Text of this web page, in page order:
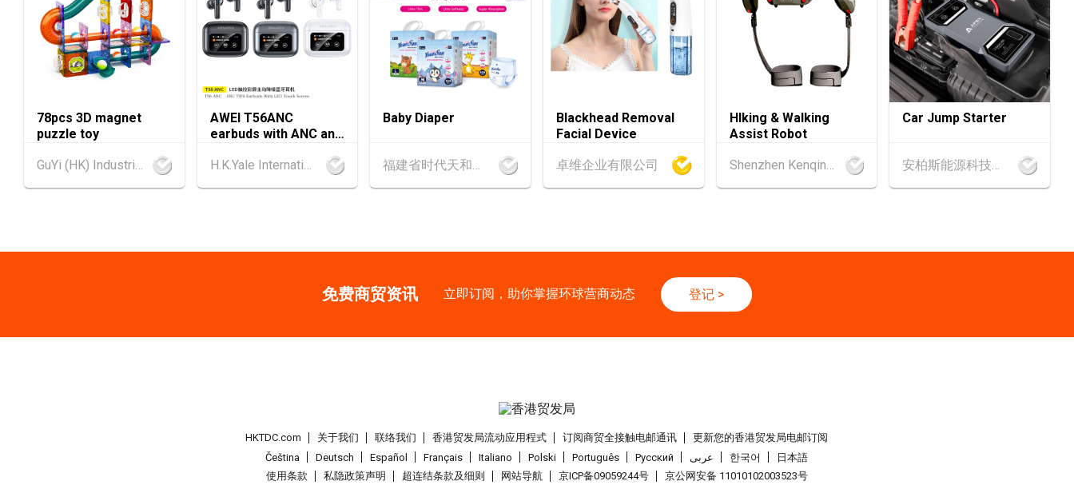
13-15
AUG
香港
13.08.2026 - 15.08.2026
香港贸发局香港国际茶展 2026 (香港会议展览中心)
AUG
香港贸发局美食博览 2026 (香港会议展览中心)
13-17
香港
13.08.2026 - 17.08.2026
26
香港
26.08.2026
「中小企资援组」网络研讨会系列︰AI「资」持・中小企出海攻略 -【一人公司×A
SEP
香港贸发局香港钟表展 2026 (香港会议展览中心)
78pcs 3D magnet
puzzle toy
GuYi (HK) Industrial Co.,Limited
AWEI T56ANC
earbuds with ANC and
H.K.Yale International Industry Co., Limited
Baby Diaper
福建省时代天和实业有限公司
Blackhead Removal
Facial Device
卓维企业有限公司
HIking & Walking
Assist Robot
Shenzhen Kenqing Technology Co., Ltd.
Car Jump Starter
安柏斯能源科技有限公司
免费商贸资讯 立即订阅，助你掌握环球营商动态 登记>
HKTDC.com 关于我们 联络我们 香港贸发局流动应用程式 订阅商贸全接触电邮通讯
更新您的香港贸发局电邮订阅
Čeština
Deutsch Español Français Italiano Polski Português Pусский عربى 한국어
日本語
使用条款
私隐政策声明 超连结条款及细则 网站导航 京ICP备09059244号 京公网安备 11010102003523号